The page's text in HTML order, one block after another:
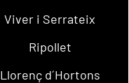
Viver i Serrateix
Ripollet
Llorenç d´Hortons